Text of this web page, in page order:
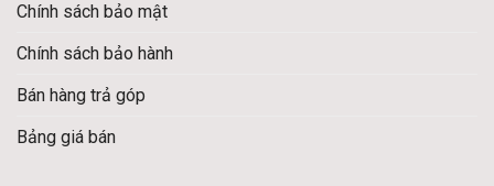
Chính sách bảo mật
Chính sách bảo hành
Bán hàng trả góp
Bảng giá bán